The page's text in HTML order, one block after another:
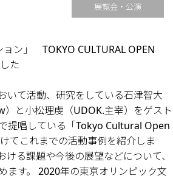
展覧会・公演
ョン」 TOKYO CULTURAL OPEN
た
いて活動、研究をしている石津智大
）と小松理虔（UDOK.主宰）をゲスト
提唱している「Tokyo Cultural Open
てこれまでの活動事例を紹介しま
ける課題や今後の展望などについて、
ます。 2020年の東京オリンピック文